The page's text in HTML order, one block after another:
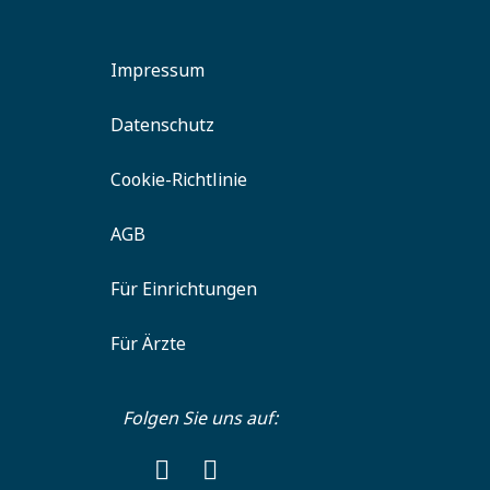
Impressum
Datenschutz
Cookie-Richtlinie
AGB
Für Einrichtungen
Für Ärzte
Folgen Sie uns auf: